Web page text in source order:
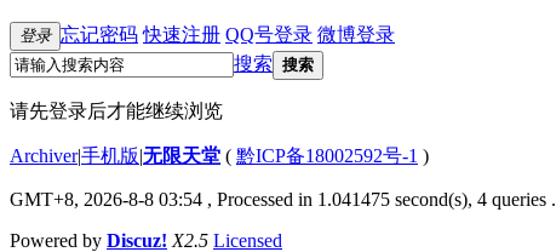
登录 忘记密码 快速注册 QQ号登录 微博登录
搜索 搜索
请先登录后才能继续浏览
Archiver|手机版|无限天堂 ( 黔ICP备18002592号-1 )
GMT+8, 2026-8-8 03:54 , Processed in 1.041475 second(s), 4 queries .
Powered by Discuz! X2.5 Licensed